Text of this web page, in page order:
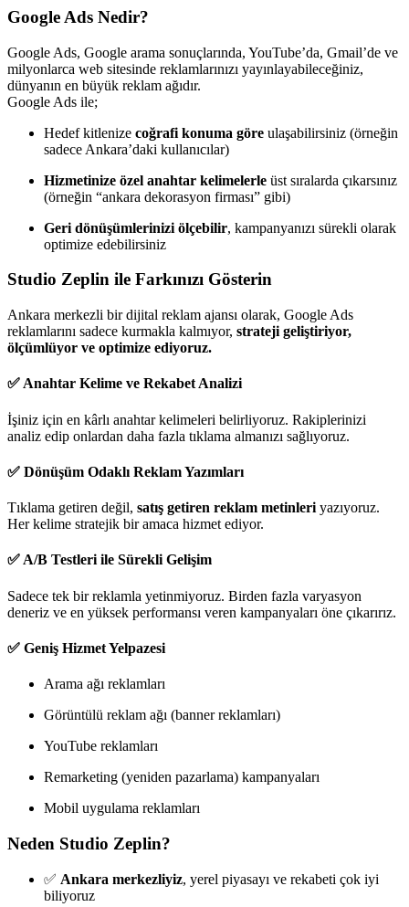
Google Ads Nedir?
Google Ads, Google arama sonuçlarında, YouTube’da, Gmail’de ve
milyonlarca web sitesinde reklamlarınızı yayınlayabileceğiniz,
dünyanın en büyük reklam ağıdır.
Google Ads ile;
Hedef kitlenize coğrafi konuma göre ulaşabilirsiniz (örneğin
sadece Ankara’daki kullanıcılar)
Hizmetinize özel anahtar kelimelerle üst sıralarda çıkarsınız
(örneğin “ankara dekorasyon firması” gibi)
Geri dönüşümlerinizi ölçebilir, kampanyanızı sürekli olarak
optimize edebilirsiniz
Studio Zeplin ile Farkınızı Gösterin
Ankara merkezli bir dijital reklam ajansı olarak, Google Ads
reklamlarını sadece kurmakla kalmıyor, strateji geliştiriyor,
ölçümlüyor ve optimize ediyoruz.
✅ Anahtar Kelime ve Rekabet Analizi
İşiniz için en kârlı anahtar kelimeleri belirliyoruz. Rakiplerinizi
analiz edip onlardan daha fazla tıklama almanızı sağlıyoruz.
✅ Dönüşüm Odaklı Reklam Yazımları
Tıklama getiren değil, satış getiren reklam metinleri yazıyoruz.
Her kelime stratejik bir amaca hizmet ediyor.
✅ A/B Testleri ile Sürekli Gelişim
Sadece tek bir reklamla yetinmiyoruz. Birden fazla varyasyon
deneriz ve en yüksek performansı veren kampanyaları öne çıkarırız.
✅ Geniş Hizmet Yelpazesi
Arama ağı reklamları
Görüntülü reklam ağı (banner reklamları)
YouTube reklamları
Remarketing (yeniden pazarlama) kampanyaları
Mobil uygulama reklamları
Neden Studio Zeplin?
✅ Ankara merkezliyiz, yerel piyasayı ve rekabeti çok iyi
biliyoruz